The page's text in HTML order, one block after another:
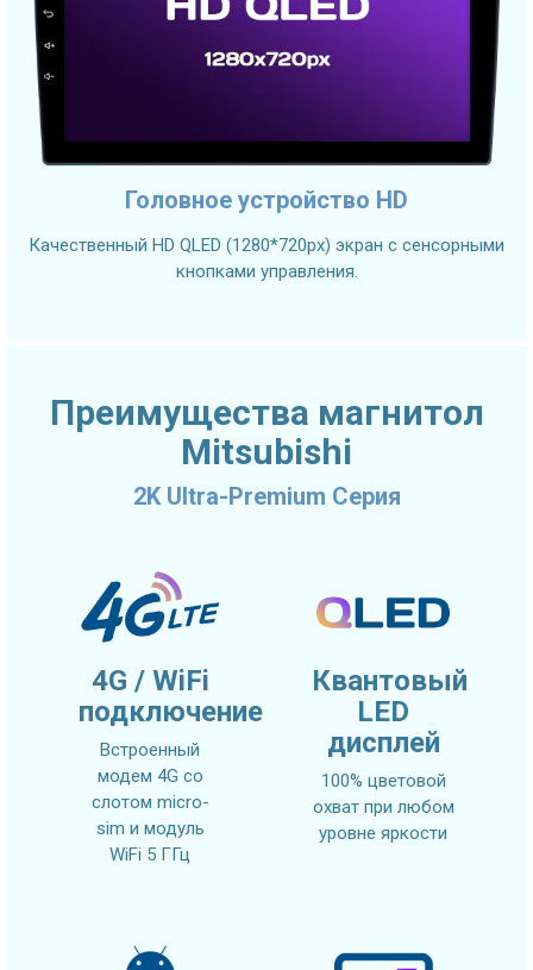
Головное устройство HD
Качественный HD QLED (1280*720px) экран с сенсорными
кнопками управления.
Преимущества магнитол
Mitsubishi
2K Ultra-Premium Серия
4G / WiFi
подключение
Встроенный
модем 4G со
слотом micro-
sim и модуль
WiFi 5 ГГц
Квантовый
LED
дисплей
100% цветовой
охват при любом
уровне яркости